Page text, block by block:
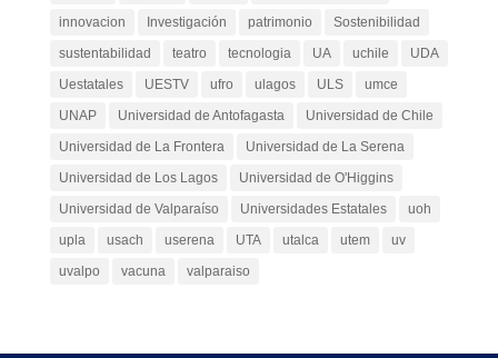
innovacion
Investigación patrimonio
Sostenibilidad
sustentabilidad
teatro tecnologia UA uchile
UDA
Uestatales
UESTV ufro ulagos ULS
umce
UNAP
Universidad de Antofagasta
Universidad de Chile
Universidad de La Frontera
Universidad de La Serena
Universidad de Los Lagos
Universidad de O'Higgins
Universidad de Valparaíso
Universidades Estatales
uoh
upla
usach userena UTA utalca utem
uv
uvalpo
vacuna valparaiso